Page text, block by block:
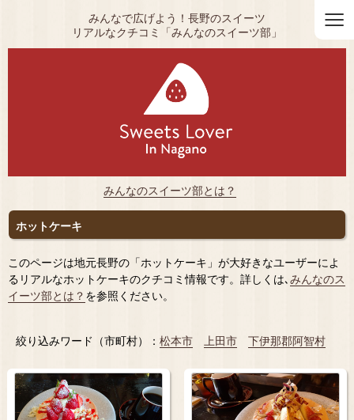
≡
みんなで広げよう！長野のスイーツ
リアルなクチコミ「みんなのスイーツ部」
みんなのスイーツ部とは？
ホットケーキ
このページは地元長野の「ホットケーキ」が大好きなユーザーによ
るリアルなホットケーキのクチコミ情報です。詳しくは､ みんなのス
イーツ部とは？ を参照ください。
絞り込みワード（市町村）： 松本市 上田市 下伊那郡阿智村